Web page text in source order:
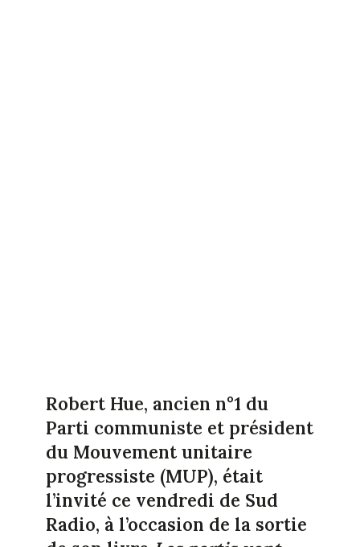
Robert Hue, ancien n°1 du
Parti communiste et président
du Mouvement unitaire
progressiste (MUP), était
l’invité ce vendredi de Sud
Radio, à l’occasion de la sortie